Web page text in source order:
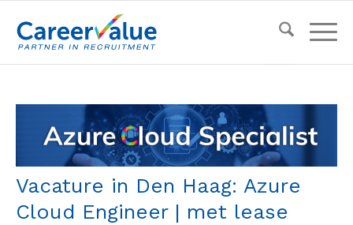
Vacature in Den Haag: Azure
Cloud Engineer | met lease